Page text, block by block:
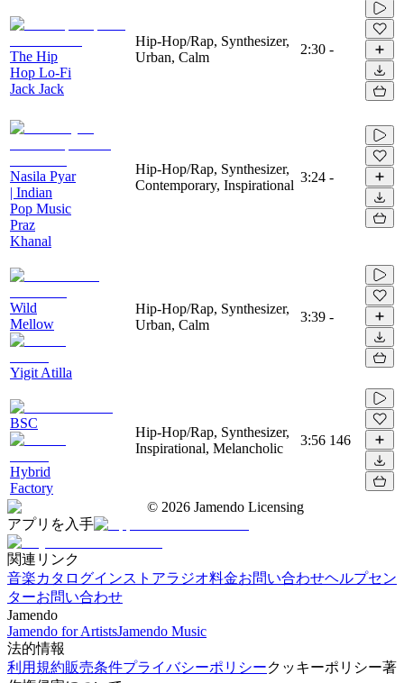
The Hip
Hop Lo-Fi
Jack Jack
Hip-Hop/Rap, Synthesizer,
Urban, Calm
2:30 -
Nasila Pyar
| Indian
Pop Music
Praz
Khanal
Hip-Hop/Rap, Synthesizer,
Contemporary, Inspirational
3:24 -
Wild
Mellow
Yigit Atilla
Hip-Hop/Rap, Synthesizer,
Urban, Calm
3:39 -
BSC
Hybrid
Factory
Hip-Hop/Rap, Synthesizer,
Inspirational, Melancholic
3:56 146
© 2026 Jamendo Licensing
アプリを入手
関連リンク
音楽カタログインストアラジオ料金お問い合わせヘルプセン
ターお問い合わせ
Jamendo
Jamendo for ArtistsJamendo Music
法的情報
利用規約販売条件プライバシーポリシークッキーポリシー著